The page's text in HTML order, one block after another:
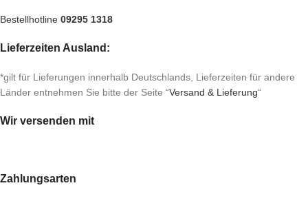
Bestellhotline 09295 1318
Lieferzeiten Ausland:
*gilt für Lieferungen innerhalb Deutschlands, Lieferzeiten für andere
Länder entnehmen Sie bitte der Seite “Versand & Lieferung“
Wir versenden mit
Zahlungsarten